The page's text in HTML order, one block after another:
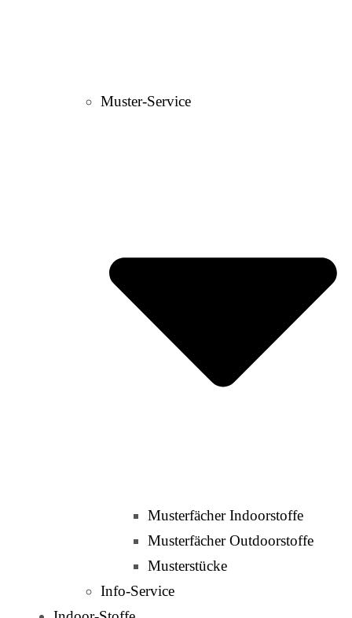
Muster-Service
Musterfächer Indoorstoffe
Musterfächer Outdoorstoffe
Musterstücke
Info-Service